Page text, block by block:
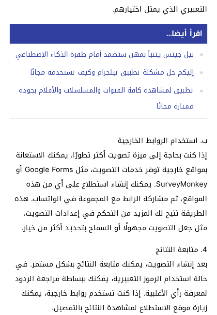
التعبيري الذي يمثل اختيارهم.
اقرأ أيضا...
بيل جيتس يتنبأ بمهن ستصمد أمام طفرة الذكاء الاصطناعي
إليكم حل مشكلة تطبيق تيلجرام وكيف تستخدمه مجانًا
تطبيق لمشاهدة كافة القنوات والمسلسلات والأفلام بجودة
ممتازة مجانًا
ب. استخدام الروابط الخارجية
إذا كنت بحاجة إلى ميزة تصويت أكثر تطورًا، يمكنك الاستعانة
بمواقع خارجية توفر خدمات التصويت، مثل Google Forms أو
SurveyMonkey. يمكنك إنشاء استطلاع على أي من هذه
المواقع، ثم مشاركة الرابط مع المجموعة في الواتساب. هذه
الطريقة تتيح لك المزيد من التحكم في إعدادات التصويت،
مثل جعل التصويت مجهولًا أو السماح بتحديد أكثر من خيار.
4. متابعة النتائج
بعد إنشاء التصويت، يمكنك متابعة النتائج بشكل مستمر. في
حالة استخدام الرموز التعبيرية، يمكنك ببساطة مراجعة الردود
لمعرفة رأي الأغلبية. إذا كنت تستخدم روابط خارجية، يمكنك
زيارة موقع الاستطلاع لمشاهدة النتائج بالتفصيل.